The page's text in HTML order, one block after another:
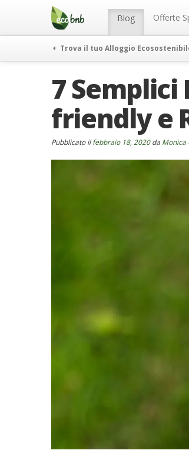
Menu Blog Offerte
Trova il tuo Alloggio
7 Semplici
friendly e
Pubblicato ilfebbraio 18, 2020da Monica